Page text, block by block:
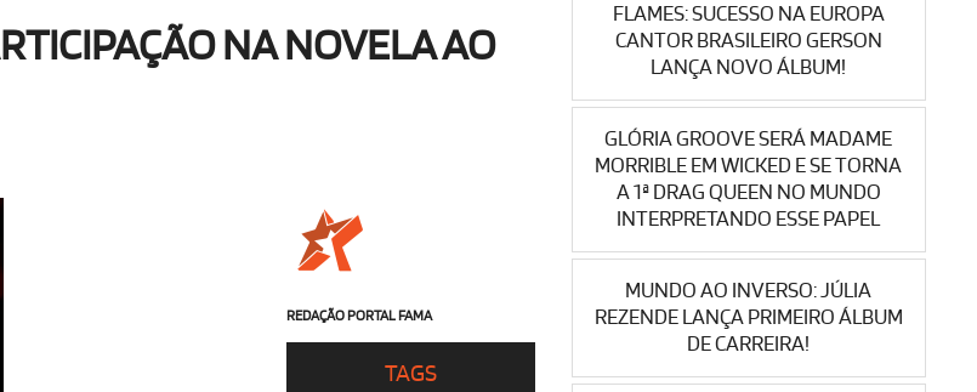
NA NOVELA AO
REDAÇÃO PORTAL FAMA
TAGS
FLAMES: SUCESSO NA EUROPA
CANTOR BRASILEIRO GERSON
LANÇA NOVO ÁLBUM!
GLÓRIA GROOVE SERÁ MADAME
MORRIBLE EM WICKED E SE TORNA
A 1ª DRAG QUEEN NO MUNDO
INTERPRETANDO ESSE PAPEL
MUNDO AO INVERSO: JÚLIA
REZENDE LANÇA PRIMEIRO ÁLBUM
DE CARREIRA!